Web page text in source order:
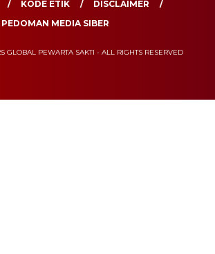
KODE ETIK
DISCLAIMER
PEDOMAN MEDIA SIBER
GLOBAL PEWARTA SAKTI - ALL RIGHTS RESERVED